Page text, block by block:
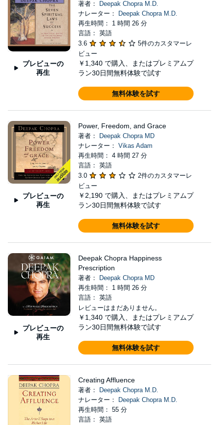
プレビューの
再生
著者：
Deepak Chopra M.D.
ナレーター：
Deepak Chopra M.D.
再生時間： 1 時間 26 分
言語： 英語
3.6
5件のカスタマーレ
ビュー
￥1,340 で購入、またはプレミアムプ
ラン30日間無料体験で試す
無料体験を試す
プレビューの
再生
Power, Freedom, and Grace
著者：
Deepak Chopra MD
ナレーター： Vikas Adam
再生時間： 4 時間 27 分
言語： 英語
3.0
2件のカスタマーレ
ビュー
￥2,190 で購入、またはプレミアムプ
ラン30日間無料体験で試す
無料体験を試す
プレビューの
再生
Deepak Chopra Happiness
Prescription
著者：
Deepak Chopra MD
再生時間： 1 時間 26 分
言語： 英語
レビューはまだありません。
￥1,340 で購入、またはプレミアムプ
ラン30日間無料体験で試す
無料体験を試す
Creating Affluence
著者：
Deepak Chopra M.D.
ナレーター：
Deepak Chopra M.D.
再生時間： 55 分
言語： 英語